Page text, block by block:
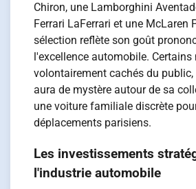
Chiron, une Lamborghini
Ferrari LaFerrari et une McLaren
sélection reflète son goût
l'excellence automobile.
volontairement cachés du
aura de mystère autour de sa
une voiture familiale discrète
déplacements parisiens.
Les investissements
l'industrie automobile